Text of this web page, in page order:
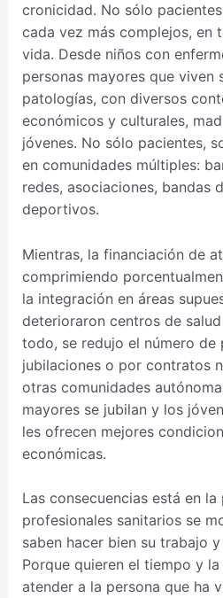
cronicidad. No sólo
cada vez más complejos, en
vida. Desde niños con
personas mayores que viven
patologías, con diversos
económicos y culturales,
jóvenes. No sólo pacientes,
en comunidades múltiples:
redes, asociaciones, bandas
deportivos.
Mientras, la financiación de
comprimiendo
la integración en áreas
deterioraron centros de
todo, se redujo el número de
jubilaciones o por contratos
otras comunidades
mayores se jubilan y los
les ofrecen mejores
económicas.
Las consecuencias está en la
profesionales sanitarios se
saben hacer bien su trabajo
Porque quieren el tiempo y
atender a la persona que ha